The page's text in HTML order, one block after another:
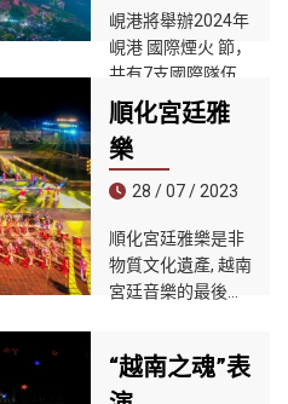
Era）。
峴港將舉辦2024年
峴港 國際煙火 節，
共有7支國際隊伍
參賽，其中包括3
支新隊伍首次亮
相。
順化宮廷雅
樂
28 / 07 / 2023
順化宮廷雅樂是非
物質文化遺產, 越南
宮廷音樂的最後遺
承繼了具有一千多
年曆史的越南音樂
“越南之魂”表